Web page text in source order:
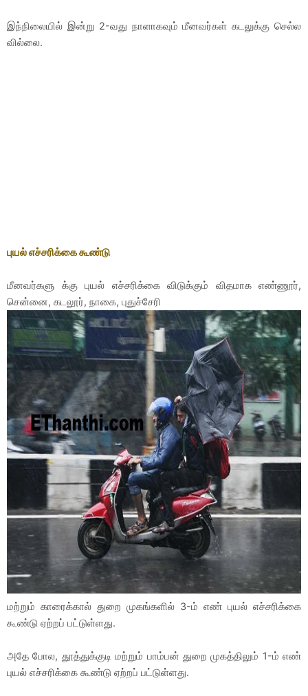
இந்நிலையில் இன்று 2-வது நாளாகவும் மீனவர்கள் கடலுக்கு செல்ல
வில்லை.
புயல் எச்சரிக்கை கூண்டு
மீனவர்களு க்கு புயல் எச்சரிக்கை விடுக்கும் விதமாக எண்ணூர்,
சென்னை, கடலூர், நாகை, புதுச்சேரி
மற்றும் காரைக்கால் துறை முகங்களில் 3-ம் எண் புயல் எச்சரிக்கை
கூண்டு ஏற்றப் பட்டுள்ளது.
அதே போல, தூத்துக்குடி மற்றும் பாம்பன் துறை முகத்திலும் 1-ம் எண்
புயல் எச்சரிக்கை கூண்டு ஏற்றப் பட்டுள்ளது.